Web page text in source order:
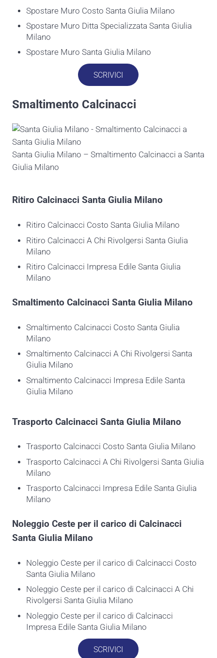
Spostare Muro Costo Santa Giulia Milano
Spostare Muro Ditta Specializzata Santa Giulia
Milano
Spostare Muro Santa Giulia Milano
SCRIVICI
Smaltimento Calcinacci
Santa Giulia Milano – Smaltimento Calcinacci a Santa
Giulia Milano
Ritiro Calcinacci Santa Giulia Milano
Ritiro Calcinacci Costo Santa Giulia Milano
Ritiro Calcinacci A Chi Rivolgersi Santa Giulia
Milano
Ritiro Calcinacci Impresa Edile Santa Giulia
Milano
Smaltimento Calcinacci Santa Giulia Milano
Smaltimento Calcinacci Costo Santa Giulia
Milano
Smaltimento Calcinacci A Chi Rivolgersi Santa
Giulia Milano
Smaltimento Calcinacci Impresa Edile Santa
Giulia Milano
Trasporto Calcinacci Santa Giulia Milano
Trasporto Calcinacci Costo Santa Giulia Milano
Trasporto Calcinacci A Chi Rivolgersi Santa Giulia
Milano
Trasporto Calcinacci Impresa Edile Santa Giulia
Milano
Noleggio Ceste per il carico di Calcinacci
Santa Giulia Milano
Noleggio Ceste per il carico di Calcinacci Costo
Santa Giulia Milano
Noleggio Ceste per il carico di Calcinacci A Chi
Rivolgersi Santa Giulia Milano
Noleggio Ceste per il carico di Calcinacci
Impresa Edile Santa Giulia Milano
SCRIVICI